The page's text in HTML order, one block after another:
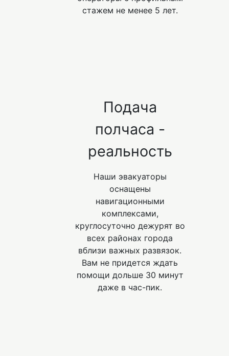
стажем не менее 5 лет.
Подача
полчаса -
реальность
Наши эвакуаторы
оснащены
навигационными
комплексами,
круглосуточно дежурят во
всех районах города
вблизи важных развязок.
Вам не придется ждать
помощи дольше 30 минут
даже в час-пик.